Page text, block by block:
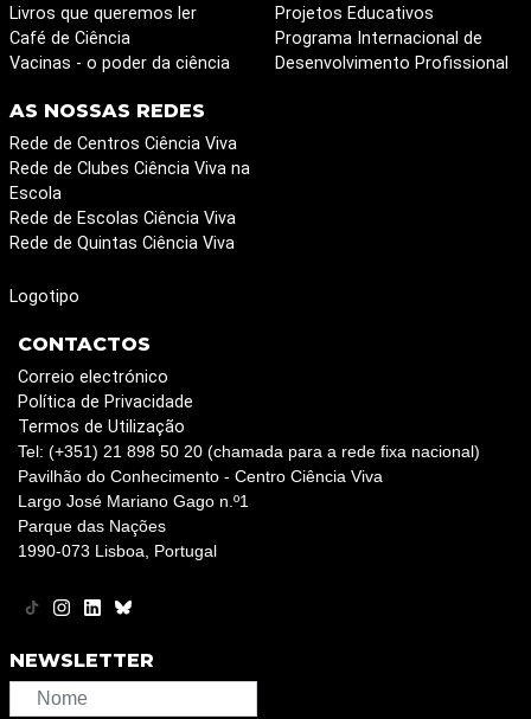
Livros que queremos ler
Café de Ciência
Vacinas - o poder da ciência
Projetos Educativos
Programa Internacional de
Desenvolvimento Profissional
AS NOSSAS REDES
Rede de Centros Ciência Viva
Rede de Clubes Ciência Viva na
Escola
Rede de Escolas Ciência Viva
Rede de Quintas Ciência Viva
Logotipo
CONTACTOS
Correio electrónico
Política de Privacidade
Termos de Utilização
Tel: (+351) 21 898 50 20 (chamada para a rede fixa nacional)
Pavilhão do Conhecimento - Centro Ciência Viva
Largo José Mariano Gago n.º1
Parque das Nações
1990-073 Lisboa, Portugal
NEWSLETTER